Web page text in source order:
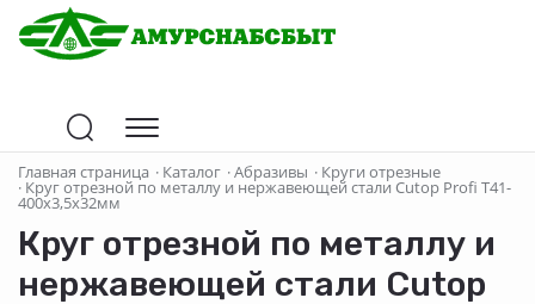
Главная страница · Каталог ·Абразивы · Круги отрезные
· Круг отрезной по металлу и нержавеющей стали Cutop Profi Т41-
400х3,5х32мм
Круг отрезной по металлу и
нержавеющей стали Cutop